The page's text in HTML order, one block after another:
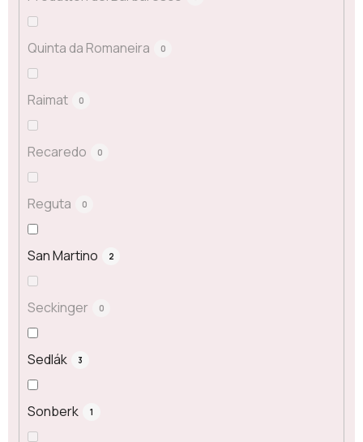
Quinta da Romaneira 0
Raimat 0
Recaredo 0
Reguta 0
San Martino 2
Seckinger 0
Sedlák 3
Sonberk 1